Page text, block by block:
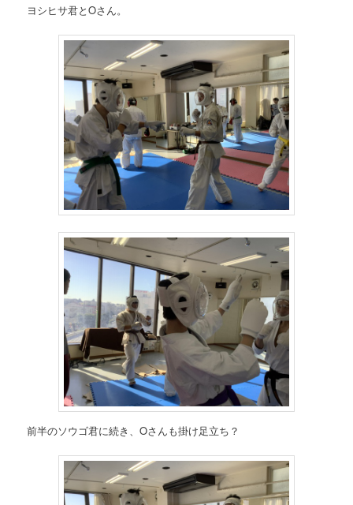
ヨシヒサ君とOさん。
前半のソウゴ君に続き、Oさんも掛け足立ち？